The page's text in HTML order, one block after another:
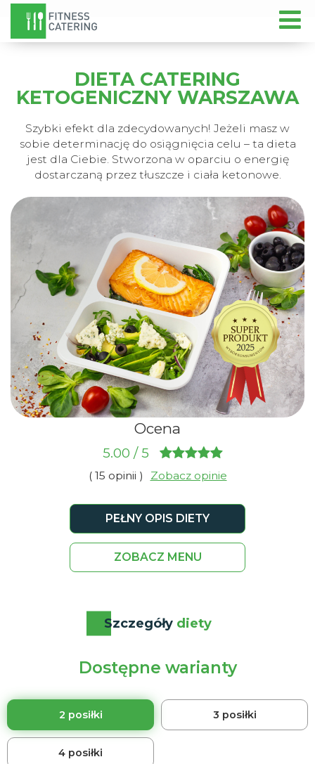
DIETA CATERING
KETOGENICZNY WARSZAWA
Szybki efekt dla zdecydowanych! Jeżeli masz w
sobie determinację do osiągnięcia celu – ta dieta
jest dla Ciebie. Stworzona w oparciu o energię
dostarczaną przez tłuszcze i ciała ketonowe.
Ocena
5.00 / 5
( 15 opinii ) Zobacz opinie
PEŁNY OPIS DIETY
ZOBACZ MENU
Szczegóły diety
Dostępne warianty
2 posiłki 3 posiłki
4 posiłki